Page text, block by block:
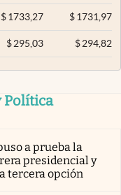
$ 1733,27 $1731,97
$ 295,03 $294,82
Política
a prueba la
presidencial y
tercera opción